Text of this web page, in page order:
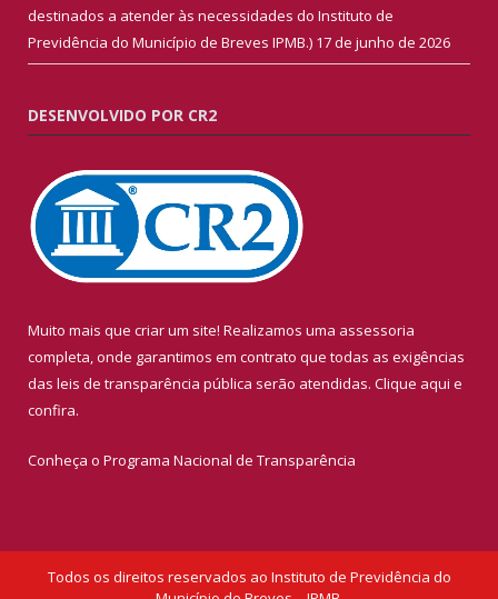
destinados a atender às necessidades do Instituto de
Previdência do Município de Breves IPMB.) 17 de junho de 2026
DESENVOLVIDO POR CR2
Muito mais que criar um site! Realizamos uma assessoria
completa, onde garantimos em contrato que todas as exigências
das leis de transparência pública serão atendidas. Clique aqui e
confira.
Conheça o Programa Nacional de Transparência
Todos os direitos reservados ao Instituto de Previdência do